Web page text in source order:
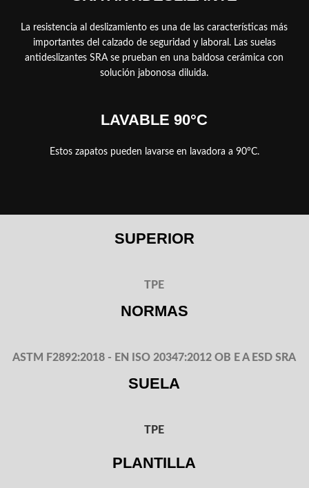
La resistencia al deslizamiento es una de las características más
importantes del calzado de seguridad y laboral. Las suelas
antideslizantes SRA se prueban en una baldosa cerámica con
solución jabonosa diluida.
LAVABLE 90°C
Estos zapatos pueden lavarse en lavadora a 90°C.
SUPERIOR
TPE
NORMAS
ASTM F2892:2018 - EN ISO 20347:2012 OB E A ESD SRA
SUELA
TPE
PLANTILLA